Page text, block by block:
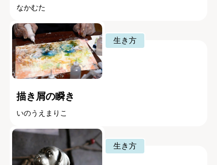
なかむた
生き方
描き屑の瞬き
いのうえまりこ
生き方